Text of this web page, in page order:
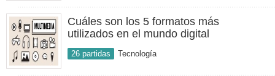
Cuáles son los 5 formatos más
utilizados en el mundo digital
26 partidas Tecnología